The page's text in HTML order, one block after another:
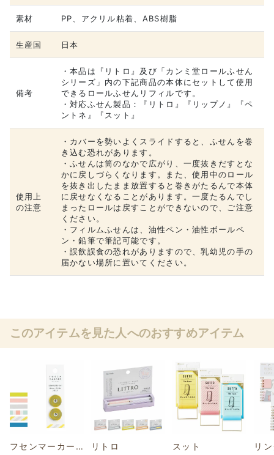
素材 PP、アクリル粘着、ABS樹脂
生産国 日本
備考
・本品は『リトロ』及び「カンミ堂ロールふせん
シリーズ」内の下記商品の本体にセットして使用
できるロールふせんリフィルです。
・対応ふせん製品：『リトロ』『リップノ』『ペ
ントネ』『スット』
使用上
の注意
・カバーを勢いよくスライドすると、ふせんを巻
き込む恐れがあります。
・ふせんは筒のなかで広がり、一度抜きだすとな
かに戻しづらくなります。また、使用中のロール
を抜き出したまま放置すると巻きがたるんで本体
に戻せなくなることがあります。一度たるんでし
まったロールは戻すことができないので、ご注意
ください。
・フィルムふせんは、油性ペン・油性ボールペ
ン・鉛筆で筆記可能です。
・誤飲誤食の恐れがありますので、乳幼児の手の
届かない場所に置いてください。
このアイテムを見た人へのおすすめアイテム
フセンマーカーリフィル リトロ スット リ